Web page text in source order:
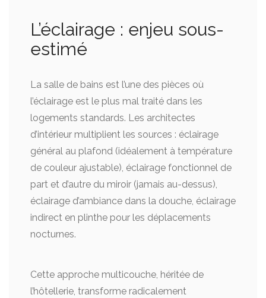
L’éclairage : enjeu sous-
estimé
La salle de bains est l’une des pièces où
l’éclairage est le plus mal traité dans les
logements standards. Les architectes
d’intérieur multiplient les sources : éclairage
général au plafond (idéalement à température
de couleur ajustable), éclairage fonctionnel de
part et d’autre du miroir (jamais au-dessus),
éclairage d’ambiance dans la douche, éclairage
indirect en plinthe pour les déplacements
nocturnes.
Cette approche multicouche, héritée de
l’hôtellerie, transforme radicalement